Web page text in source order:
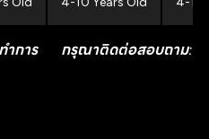
ทำการ กรุณาติดต่อสอบถาม: